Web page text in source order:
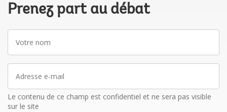
Prenez part au débat
nom
mail
Le contenu de ce champ est confidentiel et ne sera pas visible
sur le site